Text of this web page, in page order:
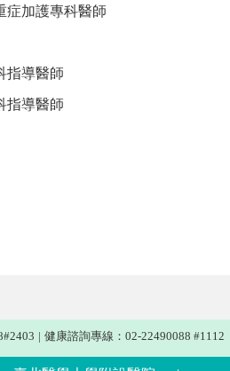
症加護專科醫師
指導醫師
指導醫師
| 健康諮詢專線：02-22490088 #1112